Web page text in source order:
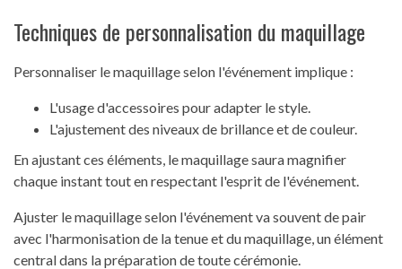
Techniques de personnalisation du maquillage
Personnaliser le maquillage selon l'événement implique :
L'usage d'accessoires pour adapter le style.
L'ajustement des niveaux de brillance et de couleur.
En ajustant ces éléments, le maquillage saura magnifier
chaque instant tout en respectant l'esprit de l'événement.
Ajuster le maquillage selon l'événement va souvent de pair
avec l'harmonisation de la tenue et du maquillage, un élément
central dans la préparation de toute cérémonie.